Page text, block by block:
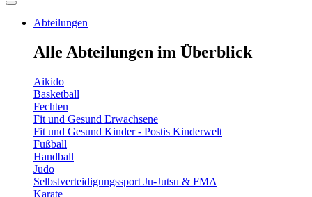
Abteilungen
Alle Abteilungen im Überblick
Aikido
Basketball
Fechten
Fit und Gesund Erwachsene
Fit und Gesund Kinder - Postis Kinderwelt
Fußball
Handball
Judo
Selbstverteidigungssport Ju-Jutsu & FMA
Karate